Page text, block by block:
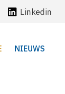
Linkedin
NIEUWS